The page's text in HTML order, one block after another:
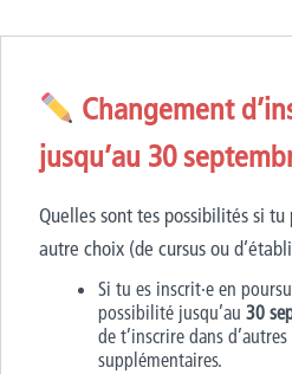
Changement
jusqu’au 30
Quelles sont tes possibilités si
autre choix (de cursus ou
Si tu es inscrit·e en
possibilité jusqu’au 30
de t’inscrire dans
supplémentaires.